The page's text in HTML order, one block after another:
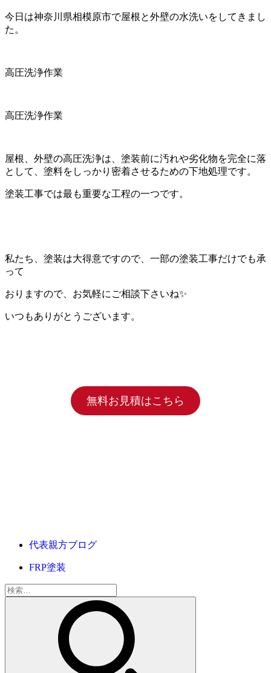
今日は神奈川県相模原市で屋根と外壁の水洗いをしてきまし
た。
高圧洗浄作業
高圧洗浄作業
屋根、外壁の高圧洗浄は、塗装前に汚れや劣化物を完全に落
として、塗料をしっかり密着させるための下地処理です。
塗装工事では最も重要な工程の一つです。
私たち、塗装は大得意ですので、一部の塗装工事だけでも承
って
おりますので、お気軽にご相談下さいね✨
いつもありがとうございます。
無料お見積はこちら
代表親方ブログ
FRP塗装
検
索: